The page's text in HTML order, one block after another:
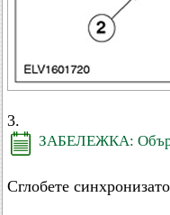
3.
ЗАБЕЛЕЖКА:
Сглобете